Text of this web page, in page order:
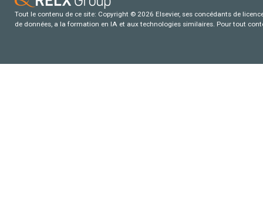
Tout le contenu de ce site: Copyright © 2026 Elsevier, ses concédants de
de données, a la formation en IA et aux technologies similaires. Pour tout